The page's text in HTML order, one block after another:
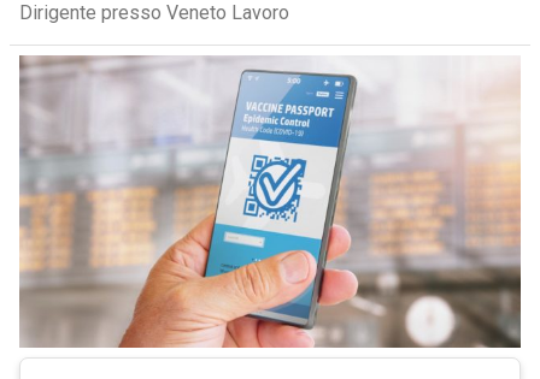
Dirigente presso Veneto Lavoro